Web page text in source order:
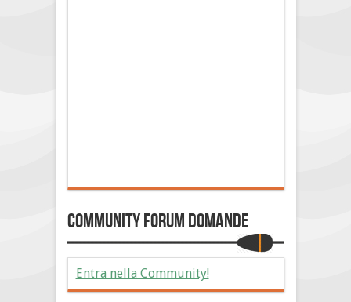
Community Forum Domande
Entra nella Community!